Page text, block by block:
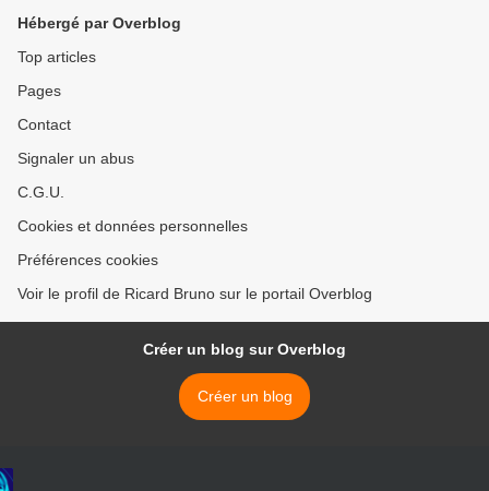
Hébergé par Overblog
Top articles
Pages
Contact
Signaler un abus
C.G.U.
Cookies et données personnelles
Préférences cookies
Voir le profil de Ricard Bruno sur le portail Overblog
Créer un blog sur Overblog
Créer un blog